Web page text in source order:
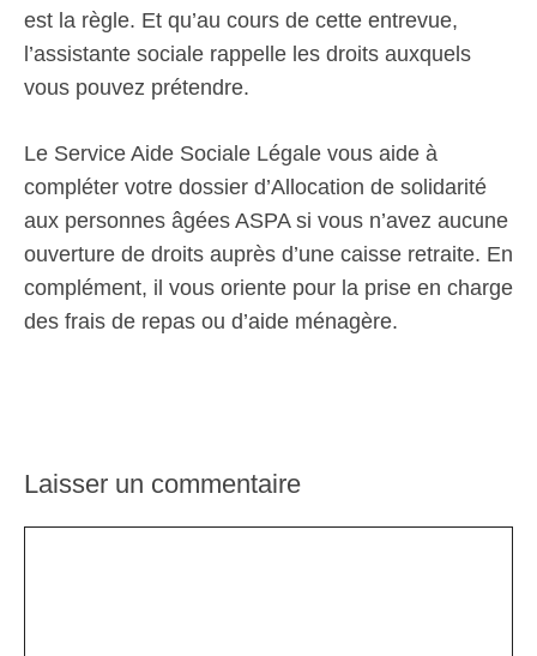
est la règle. Et qu’au cours de cette entrevue,
l’assistante sociale rappelle les droits auxquels
vous pouvez prétendre.
Le Service Aide Sociale Légale vous aide à
compléter votre dossier d’Allocation de solidarité
aux personnes âgées ASPA si vous n’avez aucune
ouverture de droits auprès d’une caisse retraite. En
complément, il vous oriente pour la prise en charge
des frais de repas ou d’aide ménagère.
Laisser un commentaire